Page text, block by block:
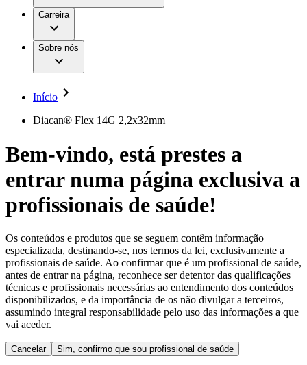
Aesculap Academy
Contentores Estéreis
Neurocirurgia
Nutrição Clínica
Prevenção e Controlo de Infeções
Retenção Urinária e Urologia
Suturas e Especialidades Cirúrgicas
Terapias de Infusão
Terapia de Intervenção Vascular
Tratamento de Feridas
Tratamento de Sangue Extracorporal
Soluções
Terapias
Patologias e Cuidados
Serviços
Cuidados Domiciliários
Coordenamos os seus cuidados médicos quando recebe alta
do hospital. Para mais informações, visite a nossa página de
cuidados domiciliários.
Trabalhar na B. Braun
Oportunidades de emprego
A nossa cultura
Vagas disponíveis
Descubra as tuas oportunidades de carreira na B. Braun.
Pesquise no nosso mercado de trabalho global por perfis de
trabalho interessantes.
Centro de Inovação
Responsabilidade
Acesso aos Cuidados de Saúde
Comunicados de Imprensa
Contactos
Formulário de Contacto
Empresa
Responsabilidade
Media
Carreira
Sobre nós
Início
Diacan® Flex 14G 2,2x32mm
Bem-vindo, está prestes a
entrar numa página exclusiva a
profissionais de saúde!
Os conteúdos e produtos que se seguem contêm informação
especializada, destinando-se, nos termos da lei, exclusivamente a
profissionais de saúde. Ao confirmar que é um profissional de saúde,
antes de entrar na página, reconhece ser detentor das qualificações
técnicas e profissionais necessárias ao entendimento dos conteúdos
disponibilizados, e da importância de os não divulgar a terceiros,
assumindo integral responsabilidade pelo uso das informações a que
vai aceder.
Cancelar Sim, confirmo que sou profissional de saúde